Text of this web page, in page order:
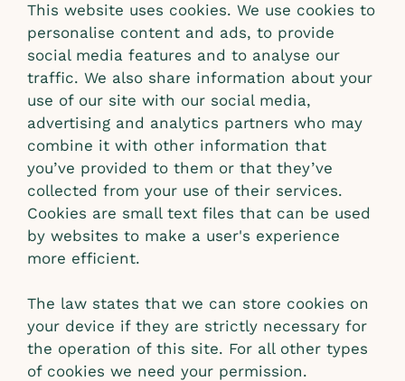
This website uses cookies. We use cookies to
personalise content and ads, to provide
social media features and to analyse our
traffic. We also share information about your
use of our site with our social media,
advertising and analytics partners who may
combine it with other information that
you’ve provided to them or that they’ve
collected from your use of their services.
Cookies are small text files that can be used
by websites to make a user's experience
more efficient.
The law states that we can store cookies on
your device if they are strictly necessary for
the operation of this site. For all other types
of cookies we need your permission.